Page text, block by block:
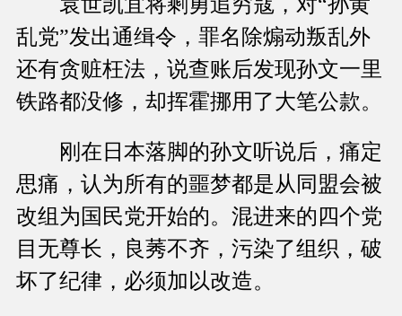
乱党”发出通缉令，罪名除煽动叛乱外
还有贪赃枉法，说查账后发现孙文一里
铁路都没修，却挥霍挪用了大笔公款。
刚在日本落脚的孙文听说后，痛定
思痛，认为所有的噩梦都是从同盟会被
改组为国民党开始的。混进来的四个党
目无尊长，良莠不齐，污染了组织，破
坏了纪律，必须加以改造。